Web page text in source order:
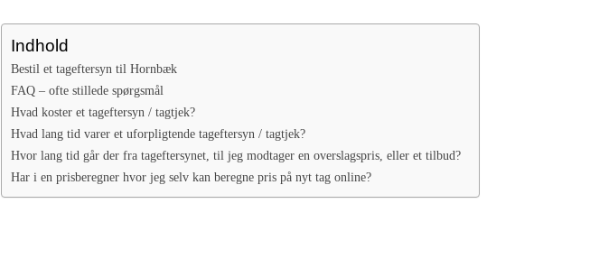
Indhold
Bestil et tageftersyn til Hornbæk
FAQ – ofte stillede spørgsmål
Hvad koster et tageftersyn / tagtjek?
Hvad lang tid varer et uforpligtende tageftersyn / tagtjek?
Hvor lang tid går der fra tageftersynet, til jeg modtager en overslagspris, eller et tilbud?
Har i en prisberegner hvor jeg selv kan beregne pris på nyt tag online?